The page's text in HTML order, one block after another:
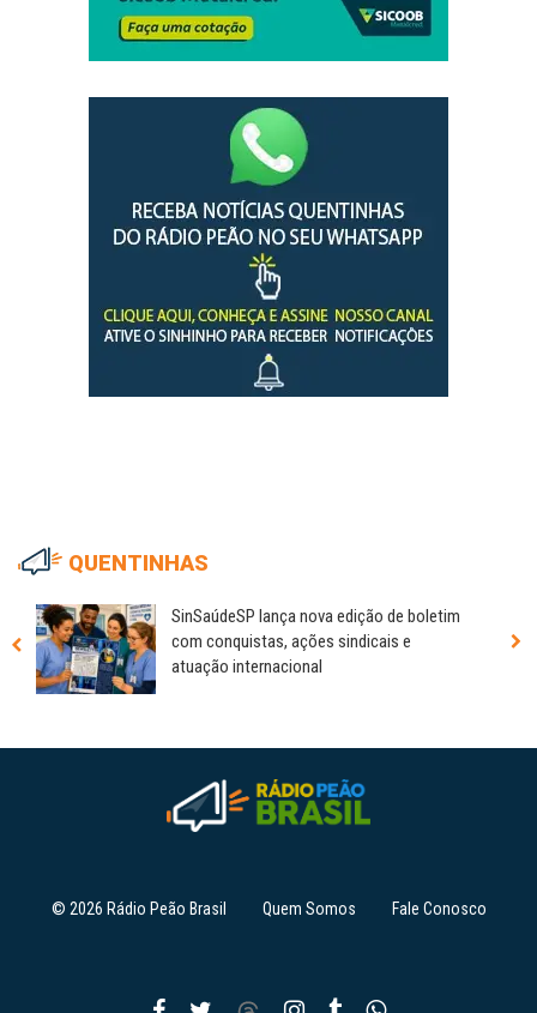
QUENTINHAS
SinSaúdeSP lança nova edição de boletim
com conquistas, ações sindicais e
atuação internacional
© 2026 Rádio Peão Brasil Quem Somos Fale Conosco